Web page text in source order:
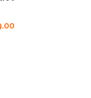
Prijsklasse: